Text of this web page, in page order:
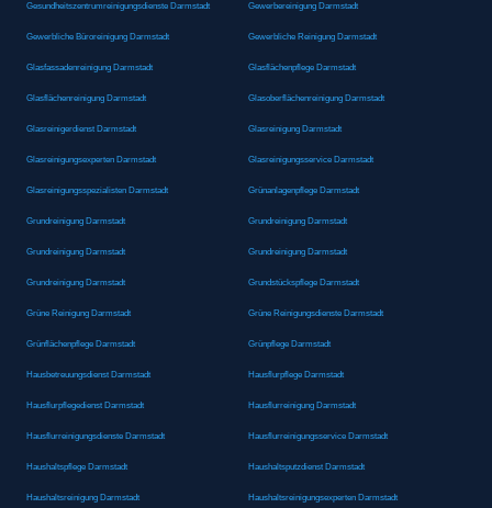
Gesundheitszentrumreinigungsdienste Darmstadt Gewerbereinigung Darmstadt
Gewerbliche Büroreinigung Darmstadt Gewerbliche Reinigung Darmstadt
Glasfassadenreinigung Darmstadt Glasflächenpflege Darmstadt
Glasflächenreinigung Darmstadt Glasoberflächenreinigung Darmstadt
Glasreinigerdienst Darmstadt Glasreinigung Darmstadt
Glasreinigungsexperten Darmstadt Glasreinigungsservice Darmstadt
Glasreinigungsspezialisten Darmstadt Grünanlagenpflege Darmstadt
Grundreinigung Darmstadt Grundreinigung Darmstadt
Grundreinigung Darmstadt Grundreinigung Darmstadt
Grundreinigung Darmstadt Grundstückspflege Darmstadt
Grüne Reinigung Darmstadt Grüne Reinigungsdienste Darmstadt
Grünflächenpflege Darmstadt Grünpflege Darmstadt
Hausbetreuungsdienst Darmstadt Hausflurpflege Darmstadt
Hausflurpflegedienst Darmstadt Hausflurreinigung Darmstadt
Hausflurreinigungsdienste Darmstadt Hausflurreinigungsservice Darmstadt
Haushaltspflege Darmstadt Haushaltsputzdienst Darmstadt
Haushaltsreinigung Darmstadt Haushaltsreinigungsexperten Darmstadt